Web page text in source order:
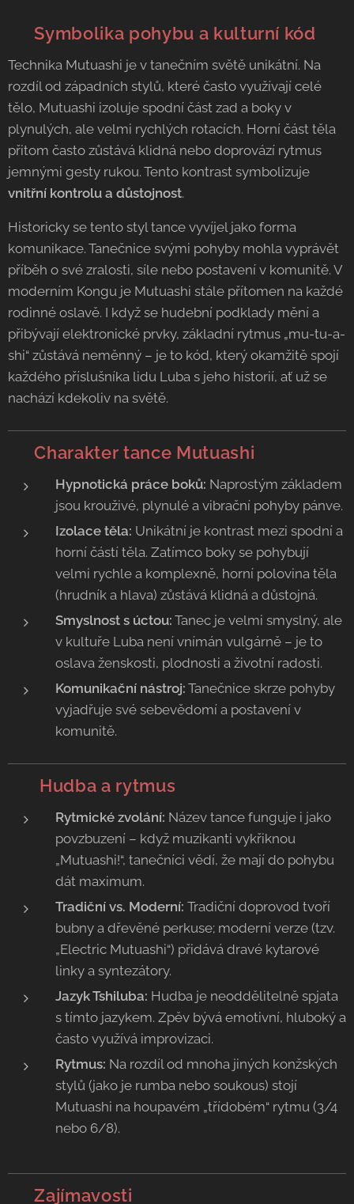
​💃 Symbolika pohybu a kulturní kód
​Technika Mutuashi je v tanečním světě unikátní. Na
rozdíl od západních stylů, které často využívají celé
tělo, Mutuashi izoluje spodní část zad a boky v
plynulých, ale velmi rychlých rotacích. Horní část těla
přitom často zůstává klidná nebo doprovází rytmus
jemnými gesty rukou. Tento kontrast symbolizuje
vnitřní kontrolu a důstojnost.
​Historicky se tento styl tance vyvíjel jako forma
komunikace. Tanečnice svými pohyby mohla vyprávět
příběh o své zralosti, síle nebo postavení v komunitě. V
moderním Kongu je Mutuashi stále přítomen na každé
rodinné oslavě. I když se hudební podklady mění a
přibývají elektronické prvky, základní rytmus „mu-tu-a-
shi“ zůstává neměnný – je to kód, který okamžitě spojí
každého příslušníka lidu Luba s jeho historií, ať už se
nachází kdekoliv na světě.
💃 Charakter tance Mutuashi
Hypnotická práce boků: Naprostým základem
jsou krouživé, plynulé a vibrační pohyby pánve.
Izolace těla: Unikátní je kontrast mezi spodní a
horní částí těla. Zatímco boky se pohybují
velmi rychle a komplexně, horní polovina těla
(hrudník a hlava) zůstává klidná a důstojná.
Smyslnost s úctou: Tanec je velmi smyslný, ale
v kultuře Luba není vnímán vulgárně – je to
oslava ženskosti, plodnosti a životní radosti.
Komunikační nástroj: Tanečnice skrze pohyby
vyjadřuje své sebevědomí a postavení v
komunitě.
Hudba a rytmus
Rytmické zvolání: Název tance funguje i jako
povzbuzení – když muzikanti vykřiknou
„Mutuashi!“, tanečníci vědí, že mají do pohybu
dát maximum.
Tradiční vs. Moderní: Tradiční doprovod tvoří
bubny a dřevěné perkuse; moderní verze (tzv.
„Electric Mutuashi“) přidává dravé kytarové
linky a syntezátory.
Jazyk Tshiluba: Hudba je neoddělitelně spjata
s tímto jazykem. Zpěv bývá emotivní, hluboký a
často využívá improvizaci.
Rytmus: Na rozdíl od mnoha jiných konžských
stylů (jako je rumba nebo soukous) stojí
Mutuashi na houpavém „třídobém“ rytmu (3/4
nebo 6/8).
💡 Zajímavosti